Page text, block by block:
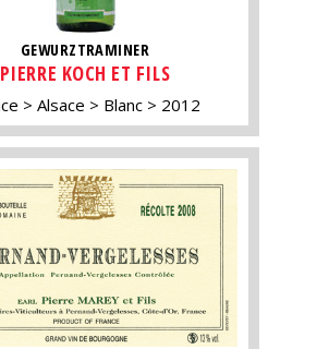
GEWURZTRAMINER
PIERRE KOCH ET FILS
Alsace Blanc 2012